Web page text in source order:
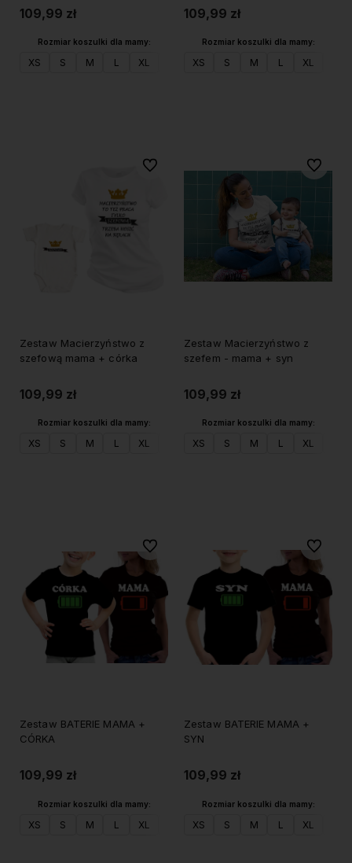
109,99 zł
Rozmiar koszulki dla mamy:
XS S M L XL XXXL
109,99 zł
Rozmiar koszulki dla mamy:
XS S M L XL
Zestaw Macierzyństwo z
szefową mama + córka
109,99 zł
Rozmiar koszulki dla mamy:
XS S M L XL XXXL
Do ulubionych
Zestaw Macierzyństwo z
szefem - mama + syn
109,99 zł
Rozmiar koszulki dla mamy:
XS S M L XL
Do
Zestaw BATERIE MAMA +
CÓRKA
109,99 zł
Rozmiar koszulki dla mamy:
XS S M L XL
Do ulubionych
Zestaw BATERIE MAMA +
SYN
109,99 zł
Rozmiar koszulki dla mamy:
XS S M L XL
Do